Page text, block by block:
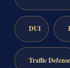
DUI
Traffic Defense